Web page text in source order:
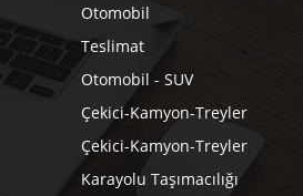
Otomobil
Teslimat
Otomobil - SUV
Çekici-Kamyon-Treyler
Çekici-Kamyon-Treyler
Karayolu Taşımacılığı